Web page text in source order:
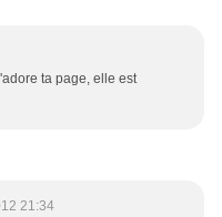
ta page, elle est
21:34